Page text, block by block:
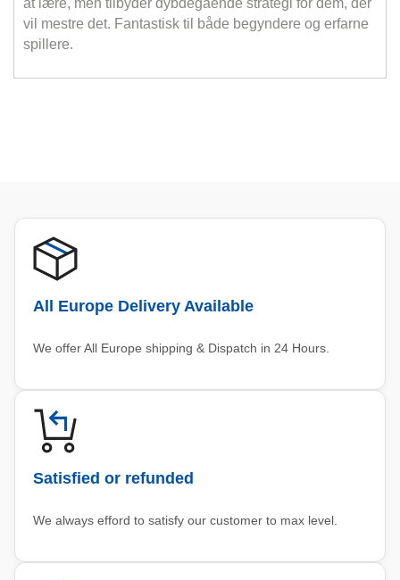
vil mestre det. Fantastisk til både begyndere og erfarne
spillere.
All Europe Delivery Available
We offer All Europe shipping & Dispatch in 24 Hours.
Satisfied or refunded
We always efford to satisfy our customer to max level.